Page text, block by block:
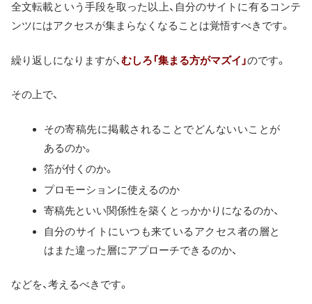
全文転載という手段を取った以上、自分のサイトに有るコンテ
ンツにはアクセスが集まらなくなることは覚悟すべきです。
繰り返しになりますが、 むしろ「集まる方がマズイ」のです。
その上で、
その寄稿先に掲載されることでどんないいことが
あるのか。
箔が付くのか。
プロモーションに使えるのか
寄稿先といい関係性を築くとっかかりになるのか、
自分のサイトにいつも来ているアクセス者の層と
はまた違った層にアプローチできるのか、
などを、考えるべきです。